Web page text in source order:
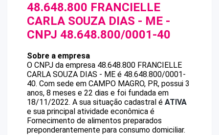
48.648.800 FRANCIELLE
CARLA SOUZA DIAS - ME -
CNPJ 48.648.800/0001-40
Sobre a empresa
O CNPJ da empresa 48.648.800 FRANCIELLE
CARLA SOUZA DIAS - ME é 48.648.800/0001-
40. Com sede em CAMPO MAGRO, PR, possui 3
anos, 8 meses e 22 dias e foi fundada em
18/11/2022. A sua situação cadastral é ATIVA
e sua principal atividade econômica é
Fornecimento de alimentos preparados
preponderantemente para consumo domiciliar.